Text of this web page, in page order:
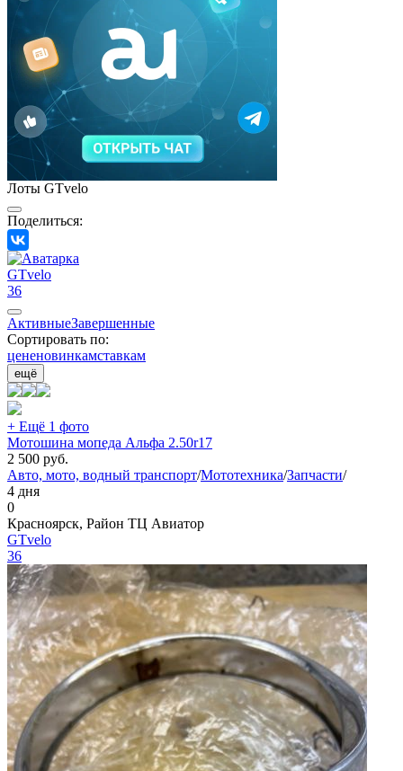
Лоты GTvelo
Поделиться:
GTvelo
36
АктивныеЗавершенные
Сортировать по:
цененовинкамставкам
ещё
+ Ещё 1 фото
Мотошина мопеда Альфа 2.50r17
2 500 руб.
Авто, мото, водный транспорт/Мототехника/Запчасти/
4 дня
0
Красноярск, Район ТЦ Авиатор
GTvelo
36